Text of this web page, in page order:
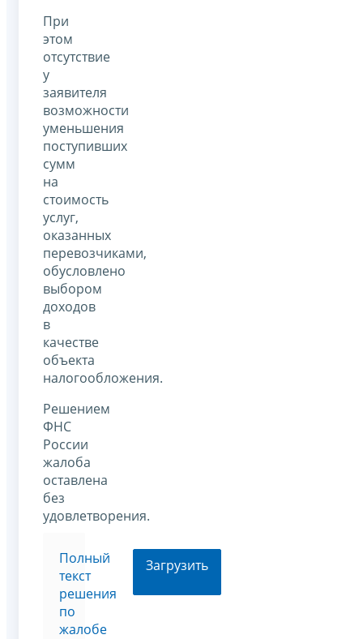
При
этом
отсутствие
у
заявителя
возможности
уменьшения
поступивших
сумм
на
стоимость
услуг,
оказанных
перевозчиками,
обусловлено
выбором
доходов
в
качестве
объекта
налогообложения.
Решением
ФНС
России
жалоба
оставлена
без
удовлетворения.
Полный
текст
решения
по
жалобе
Загрузить